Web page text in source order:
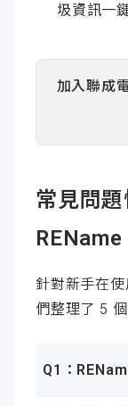
圾資訊一
加入聯成
常見問
針對新手在
們整理了 5
Q1：